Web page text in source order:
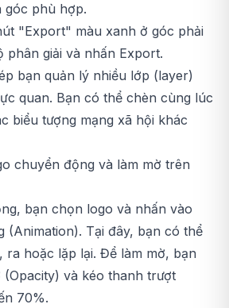
góc phù hợp.
"Export" màu xanh ở góc phải
phân giải và nhấn Export.
bạn quản lý nhiều lớp (layer)
quan. Bạn có thể chèn cùng lúc
biểu tượng mạng xã hội khác
chuyển động và làm mờ trên
bạn chọn logo và nhấn vào
(Animation). Tại đây, bạn có thể
ra hoặc lặp lại. Để làm mờ, bạn
và kéo thanh trượt
70%.